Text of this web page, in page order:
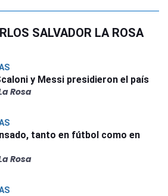
SALVADOR LA ROSA
y Messi presidieron el país
Rosa
tanto en fútbol como en
Rosa